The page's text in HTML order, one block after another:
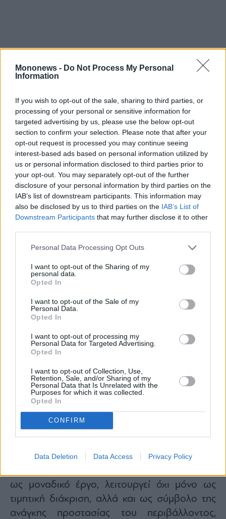
Mononews - Do Not Process My Personal
Information
If you wish to opt-out of the sale, sharing to third parties, or
processing of your personal or sensitive information for
targeted advertising by us, please use the below opt-out
section to confirm your selection. Please note that after your
opt-out request is processed you may continue seeing
interest-based ads based on personal information utilized by
us or personal information disclosed to third parties prior to
your opt-out. You may separately opt-out of the further
disclosure of your personal information by third parties on the
IAB’s list of downstream participants. This information may
also be disclosed by us to third parties on the IAB’s List of
Downstream Participants that may further disclose it to other
Personal Data Processing Opt Outs
I want to opt-out of the Sharing of my
personal data.
Opted In
I want to opt-out of the Sale of my
Personal Data.
Opted In
I want to opt-out of processing my
Personal Data for Targeted Advertising.
Opted In
I want to opt-out of Collection, Use,
Retention, Sale, and/or Sharing of my
Personal Data that Is Unrelated with the
Purposes for which it was collected.
Opted In
CONFIRM
Data Deletion Data Access Privacy Policy
γραφείο του δημάρχου ακολούθησε η
ανταλλαγή δώρων, ενώ κατά την τελετή, η
χορωδία του δήμου Αθηναίων έψαλλε το
«Χριστός Ανέστη».
Η συγκεκριμένη τιμητική διάκριση απονέμεται
σε εξέχουσες προσωπικότητες, θεσμούς ή
οργανισμούς, που έχουν επιδείξει καινοτόμο
έργο και πλούσια δράση στους τομείς της
περιβαλλοντικής προστασίας, της βιώσιμης
ανάπτυξης, της αντιμετώπισης της κλιματικής
αλλαγής και γενικότερα της προώθησης
Το μετάλλιο για την Προστασία της
Περιβαλλοντικής Κληρονομιάς του δήμου
Αθηναίων, έχει φιλοτεχνηθεί από την
Ελευθερία Παπαδουράκη, τελειόφοιτη της
Αποτυπώνει με σύγχρονη, λιτή, εικαστική
γλώσσα, τη συνύπαρξη του αστικού και του
φυσικού τοπίου, μέσα από γεωμετρικές
φόρμες που συνθέτουν μια αρμονική εικόνα
πόλης και φύσης. Το κυκλικό του σχήμα
παραπέμπει στην έννοια της συνέχειας και της
ισορροπίας, ενώ τα ανάγλυφα στοιχεία του,
κυματισμοί, συμβολίζουν τη βιώσιμη ανάπτυξη
ως μοναδικό έργο, λειτουργεί όχι μόνο ως
τιμητική διάκριση, αλλά και ως σύμβολο της
ανάγκης προστασίας του περιβάλλοντος,